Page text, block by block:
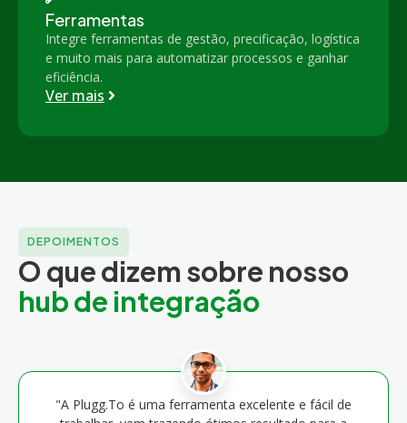
Ferramentas
Integre ferramentas de gestão, precificação, logística
e muito mais para automatizar processos e ganhar
eficiência.
Ver mais
DEPOIMENTOS
O que dizem sobre nosso
hub de integração
"A Plugg.To é uma ferramenta excelente e fácil de